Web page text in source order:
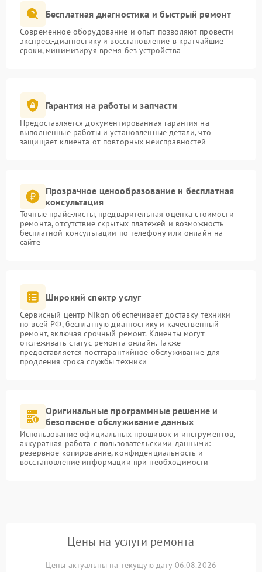
Бесплатная диагностика и быстрый ремонт
Современное оборудование и опыт позволяют провести
экспресс-диагностику и восстановление в кратчайшие
сроки, минимизируя время без устройства
Гарантия на работы и запчасти
Предоставляется документированная гарантия на
выполненные работы и установленные детали, что
защищает клиента от повторных неисправностей
Прозрачное ценообразование и бесплатная
консультация
Точные прайс-листы, предварительная оценка стоимости
ремонта, отсутствие скрытых платежей и возможность
бесплатной консультации по телефону или онлайн на
сайте
Широкий спектр услуг
Сервисный центр Nikon обеспечивает доставку техники
по всей РФ, бесплатную диагностику и качественный
ремонт, включая срочный ремонт. Клиенты могут
отслеживать статус ремонта онлайн. Также
предоставляется постгарантийное обслуживание для
продления срока службы техники
Оригинальные программные решение и
безопасное обслуживание данных
Использование официальных прошивок и инструментов,
аккуратная работа с пользовательскими данными:
резервное копирование, конфиденциальность и
восстановление информации при необходимости
Цены на услуги ремонта
Цены актуальны на текущую дату 06.08.2026